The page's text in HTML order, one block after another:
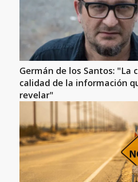
Germán de los Santos: "La
calidad de la información
revelar"